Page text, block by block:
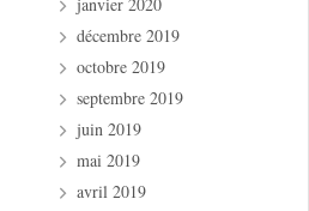
décembre 2019
octobre 2019
septembre 2019
juin 2019
mai 2019
avril 2019